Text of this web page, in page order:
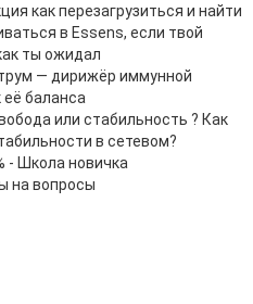
как перезагрузиться и найти
в Essens, если твой
ты ожидал
— дирижёр иммунной
баланса
или стабильность ? Как
в сетевом?
- Школа новичка
на вопросы